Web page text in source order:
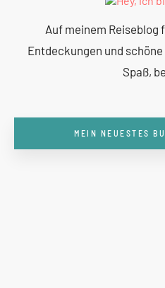
Auf meinem Reiseblog
Entdeckungen und
Spaß,
MEIN NEUESTES